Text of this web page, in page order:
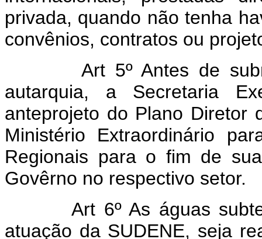
privada, quando não tenha
convênios, contratos ou
Art 5º Antes de
autarquia, a Secretaria
anteprojeto do Plano Diretor
Ministério Extraordinário
Regionais para o fim de
Govêrno no respectivo setor.
Art 6º As águas
atuação da SUDENE, seja